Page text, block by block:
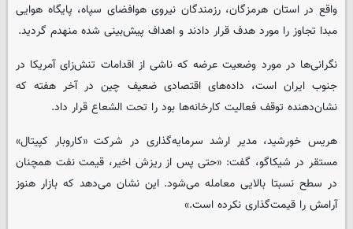
واقع در استان هرمزگان، رزمندگان نیروی هوافضای سپاه، پایگاه هوایی
مبدا تجاوز را مورد هدف قرار دادند و اهداف پیش‌بینی شده منهدم گردید.
نگرانی‌ها در مورد وضعیت عرضه که ناشی از اقدامات تنش‌زای آمریکا در
جنوب ایران است، داده‌های اقتصادی ضعیف چین در آخر هفته که
نشان‌دهنده توقف فعالیت کارخانه‌ها بود را تحت الشعاع قرار داد.
هریس خورشید، مدیر ارشد سرمایه‌گذاری در شرکت «کاروبار کپیتال»
مستقر در شیکاگو، گفت: «حتی پس از ریزش اخیر، قیمت نفت همچنان
در سطح نسبتا بالایی معامله می‌شود. این نشان می‌دهد که بازار هنوز
آرامش را قیمت‌گذاری نکرده است.»